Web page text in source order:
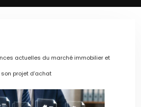
actuelles du marché immobilier et
projet d’achat